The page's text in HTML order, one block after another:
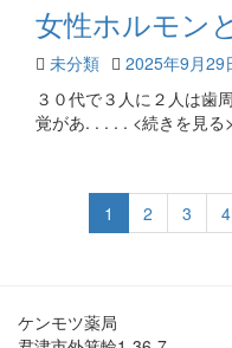
女性ホルモン
未分類 2025年9月29
３０代で３人に２人は歯
覚があ. . . . . <続きを見る>
1 2 3 4
ケンモツ薬局